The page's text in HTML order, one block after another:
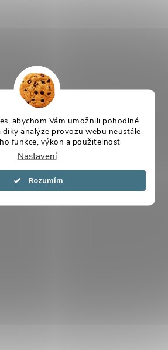
abychom Vám umožnili pohodlné
analýze provozu webu neustále
funkce, výkon a použitelnost
Nastavení
Souhlasím